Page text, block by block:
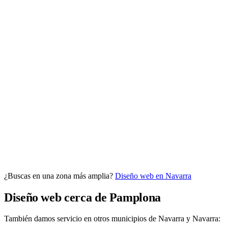
Quiero mi panel
¿Buscas en una zona más amplia? Diseño web en Navarra
Diseño web cerca de Pamplona
También damos servicio en otros municipios de Navarra y Navarra: